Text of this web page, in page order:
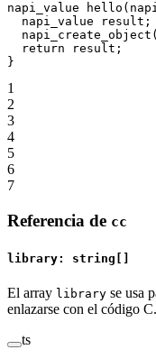
napi_value
hello
  napi_value result;
  napi_create_object
  return
result;
}
1
2
3
4
5
6
7
Referencia de cc
library: string[]
El array library se usa
enlazarse con el código C.
ts